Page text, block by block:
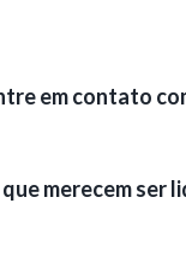
em contato
merecem ser